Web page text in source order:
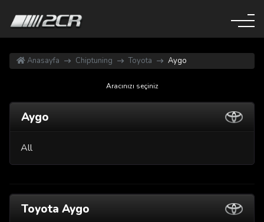
Anasayfa Chiptuning Toyota Aygo
Aracınızı seçiniz
Aygo
All
Toyota Aygo